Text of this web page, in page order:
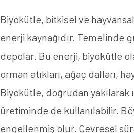
Biyokütle, bitkisel ve
enerji kaynağıdır. Temelinde
depolar. Bu enerji, biyokütle
orman atıkları, ağaç dalları,
Biyokütle, doğrudan yakılarak
üretiminde de kullanılabilir.
engellenmiş olur. Çevresel